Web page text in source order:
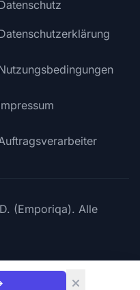
(Emporiqa). Alle